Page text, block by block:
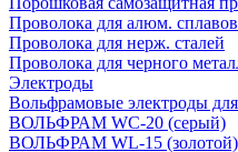
Проволока для алюм. сплавов
Проволока для нерж. сталей
Проволока для черного
Электроды
Вольфрамовые электроды
ВОЛЬФРАМ WC-20 (серый)
ВОЛЬФРАМ WL-15 (золотой)